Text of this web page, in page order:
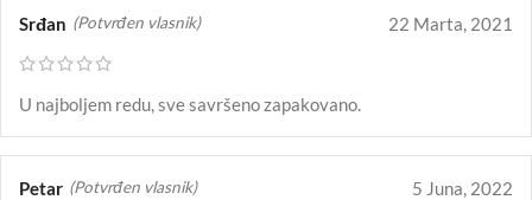
Srđan (Potvrđen vlasnik) 22 Marta, 2021
U najboljem redu, sve savršeno zapakovano.
Petar (Potvrđen vlasnik) 5 Juna, 2022